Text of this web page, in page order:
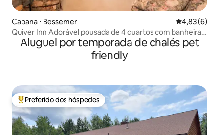
Cabana ⋅ Bessemer 4,83 de uma
4,83 (6)
Quiver Inn Adorável pousada de 4 quartos com banheira
de hidromassagem
Aluguel por temporada de chalés pet
friendly
Entre os melhores preferidos dos hóspedes
Preferido dos hóspedes